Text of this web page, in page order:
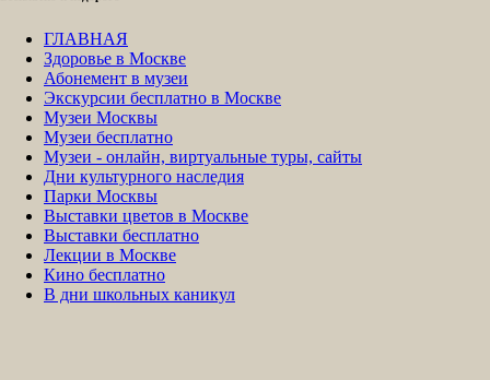
ГЛАВНАЯ
Здоровье в Москве
Абонемент в музеи
Экскурсии бесплатно в Москве
Музеи Москвы
Музеи бесплатно
Музеи - онлайн, виртуальные туры, сайты
Дни культурного наследия
Парки Москвы
Выставки цветов в Москве
Выставки бесплатно
Лекции в Москве
Кино бесплатно
В дни школьных каникул